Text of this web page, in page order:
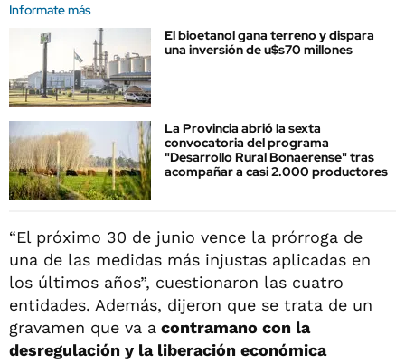
Informate más
El bioetanol gana terreno y dispara
una inversión de u$s70 millones
La Provincia abrió la sexta
convocatoria del programa
"Desarrollo Rural Bonaerense" tras
acompañar a casi 2.000 productores
“El próximo 30 de junio vence la prórroga de
una de las medidas más injustas aplicadas en
los últimos años”, cuestionaron las cuatro
entidades. Además, dijeron que se trata de un
gravamen que va a contramano con la
desregulación y la liberación económica